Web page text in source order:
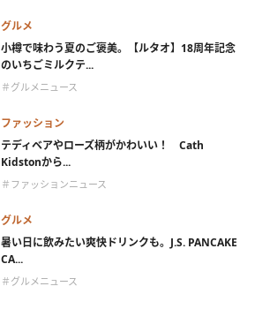
グルメ
小樽で味わう夏のご褒美。【ルタオ】18周年記念
のいちごミルクテ...
＃グルメニュース
ファッション
テディベアやローズ柄がかわいい！ Cath
Kidstonから...
＃ファッションニュース
グルメ
暑い日に飲みたい爽快ドリンクも。J.S. PANCAKE
CA...
＃グルメニュース